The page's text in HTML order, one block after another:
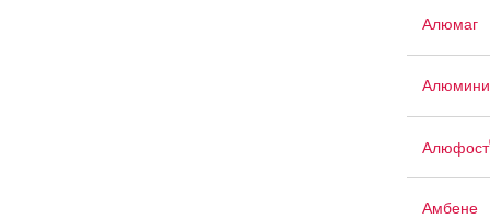
Алюмаг
Алюфост
Амбене